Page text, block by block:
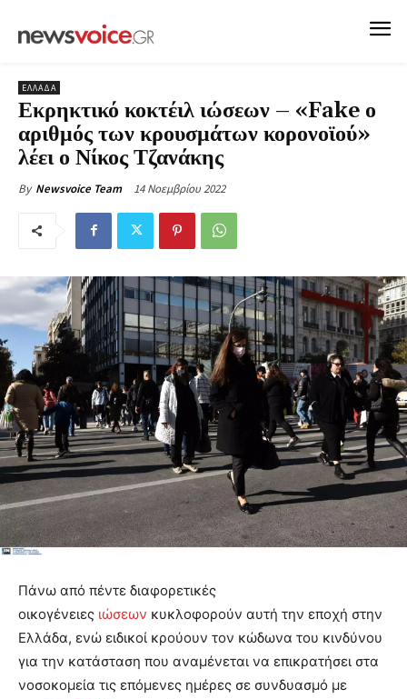
ΕΛΛΑΔΑ
Εκρηκτικό κοκτέιλ ιώσεων – «Fake ο
αριθμός των κρουσμάτων κορονοϊού»
λέει ο Νίκος Τζανάκης
By Newsvoice Team 14 Νοεμβρίου 2022
Πάνω από πέντε διαφορετικές
οικογένειες ιώσεων κυκλοφορούν αυτή την εποχή στην
Ελλάδα, ενώ ειδικοί κρούουν τον κώδωνα του κινδύνου
για την κατάσταση που αναμένεται να επικρατήσει στα
νοσοκομεία τις επόμενες ημέρες σε συνδυασμό με